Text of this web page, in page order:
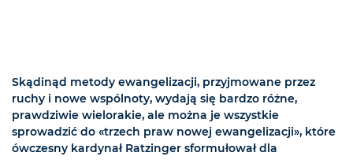
Skądinąd metody ewangelizacji, przyjmowane przez
ruchy i nowe wspólnoty, wydają się bardzo różne,
prawdziwie wielorakie, ale można je wszystkie
sprowadzić do «trzech praw nowej ewangelizacji», które
ówczesny kardynał Ratzinger sformułował dla